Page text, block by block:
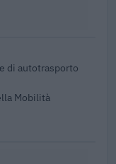
di autotrasporto
Mobilità